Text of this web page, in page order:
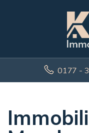
0177 -